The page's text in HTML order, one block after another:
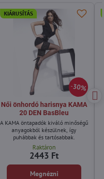
30%
KIÁRUSÍTÁS
Női önhordó harisnya KAMA
20 DEN BasBleu
A KAMA öntapadók kiváló minőségű
anyagokból készülnek, így
puhábbak és tartósabbak.
Raktáron
2443 Ft
Megnézni